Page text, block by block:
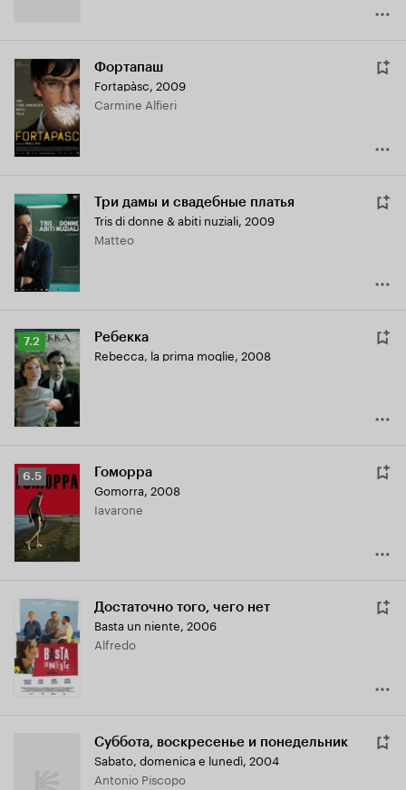
Фортапаш
Fortapàsc, 2009
Carmine Alfieri
Три дамы и свадебные платья
Tris di donne & abiti nuziali, 2009
Matteo
Рейтинг
Кинопоиска
7.2
7.2 Ребекка
Rebecca, la prima moglie, 2008
Рейтинг
Кинопоиска
6.5
6.5 Гоморра
Gomorra, 2008
Iavarone
Достаточно того, чего нет
Basta un niente, 2006
Alfredo
Суббота, воскресенье и понедельник
Sabato, domenica e lunedì, 2004
Antonio Piscopo